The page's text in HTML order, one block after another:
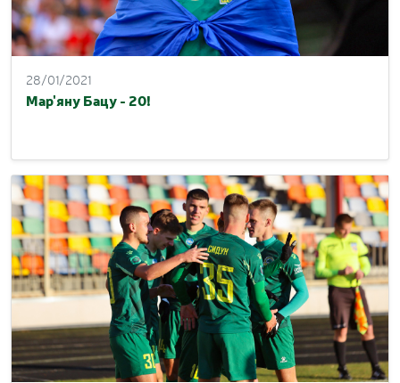
28/01/2021
Мар'яну Бацу - 20!